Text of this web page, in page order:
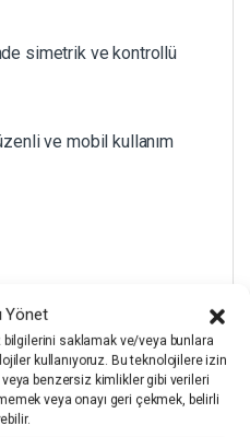
Yönet
saklamak ve/veya bunlara
kullanıyoruz. Bu teknolojilere izin
benzersiz kimlikler gibi verileri
veya onayı geri çekmek, belirli
simetrik ve kontrollü
ve mobil kullanım
(Tek Duylu)
– 200 cm